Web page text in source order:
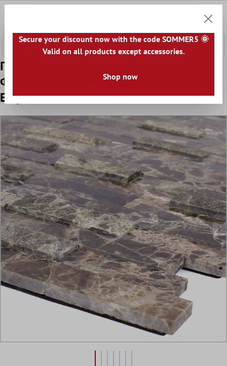
Πρότυπο από Ψηφιδωτά Πλακάκια
Φυσική Πέτρα Coronel Aυτοκόλλητες
Emperador
Secure your discount now with the code SOMMER5 🌞
Valid on all products except accessories.
Shop now